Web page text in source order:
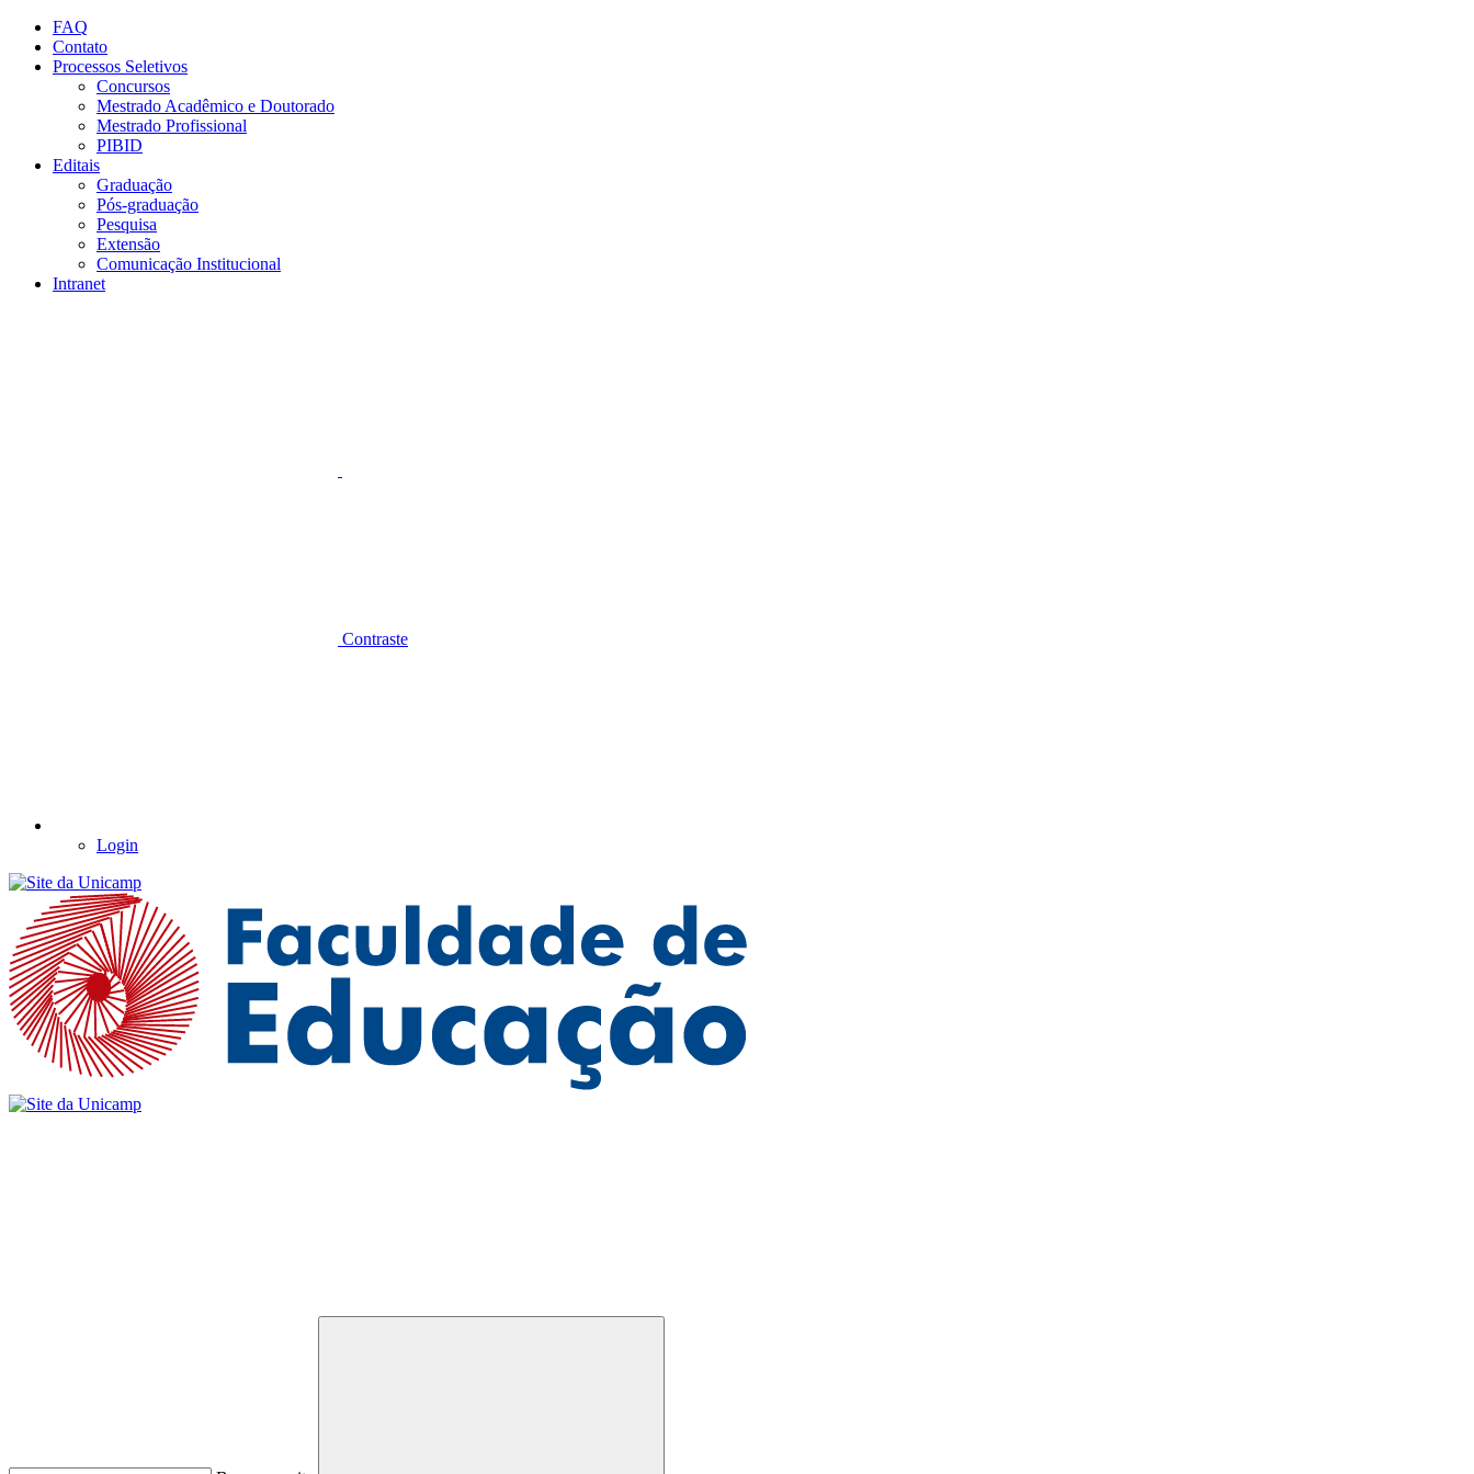
Conteúdo principal
FAQ
Contato
Processos Seletivos
Concursos
Mestrado Acadêmico e Doutorado
Mestrado Profissional
PIBID
Editais
Graduação
Pós-graduação
Pesquisa
Extensão
Comunicação Institucional
Intranet
Contraste
Login